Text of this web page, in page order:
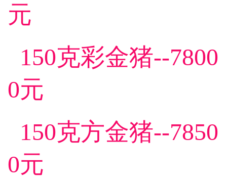
元
150克彩金猪--7800
0元
150克方金猪--7850
0元